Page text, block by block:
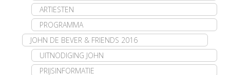
ARTIESTEN
PROGRAMMA
JOHN DE BEVER & FRIENDS 2016
UITNODIGING JOHN
PRIJSINFORMATIE